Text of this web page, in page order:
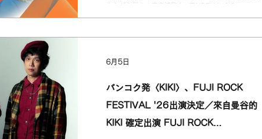
中心が主催する音楽博覧会〈TAIPEI MUSIC
表されたのは、Asian Dub Foundation、H 3 F、ん
ィ、実験音楽が交差するラインナップの中、んoon
は日本から出演するアーティストとして登場する。
東京前衛實驗樂團〈んoon〉宣布出演將於台灣台北
舉行的〈2026 TRENDY TAIPEI 潮臺北 – JAM
JAM ASIA 亞洲音樂節〉
バンコク発〈KIKI〉、FUJI ROCK
FESTIVAL '26出演決定／來自曼谷的
KIKI 確定出演 FUJI ROCK
6月5日